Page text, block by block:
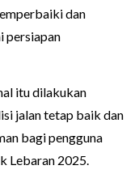
dan
persiapan
itu dilakukan
jalan tetap baik dan
bagi pengguna
Lebaran 2025.